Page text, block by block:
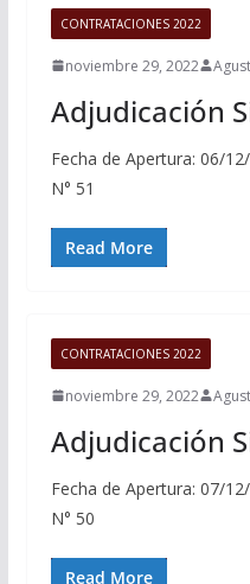
CONTRATACIONES 2022
noviembre 29, 2022
Adjudicación
Fecha de Apertura: 06/
N° 51
Read More
CONTRATACIONES 2022
noviembre 29, 2022
Adjudicación
Fecha de Apertura: 07/
N° 50
Read More